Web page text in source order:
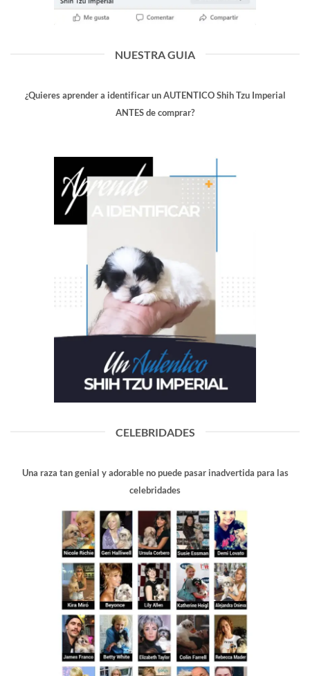
NUESTRA GUIA
¿Quieres aprender a identificar un AUTENTICO Shih Tzu Imperial
ANTES de comprar?
CELEBRIDADES
Una raza tan genial y adorable no puede pasar inadvertida para las
celebridades